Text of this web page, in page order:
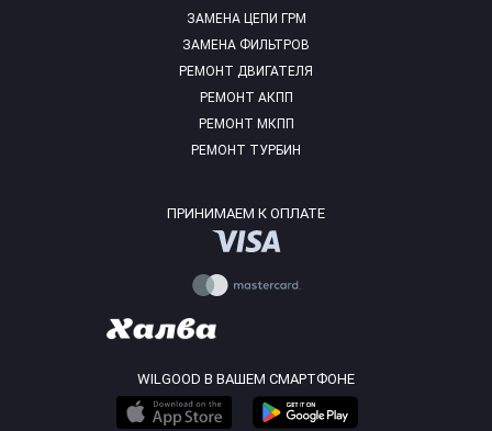
ЗАМЕНА ЦЕПИ ГРМ
ЗАМЕНА ФИЛЬТРОВ
РЕМОНТ ДВИГАТЕЛЯ
РЕМОНТ АКПП
РЕМОНТ МКПП
РЕМОНТ ТУРБИН
ПРИНИМАЕМ К ОПЛАТЕ
WILGOOD В ВАШЕМ СМАРТФОНЕ